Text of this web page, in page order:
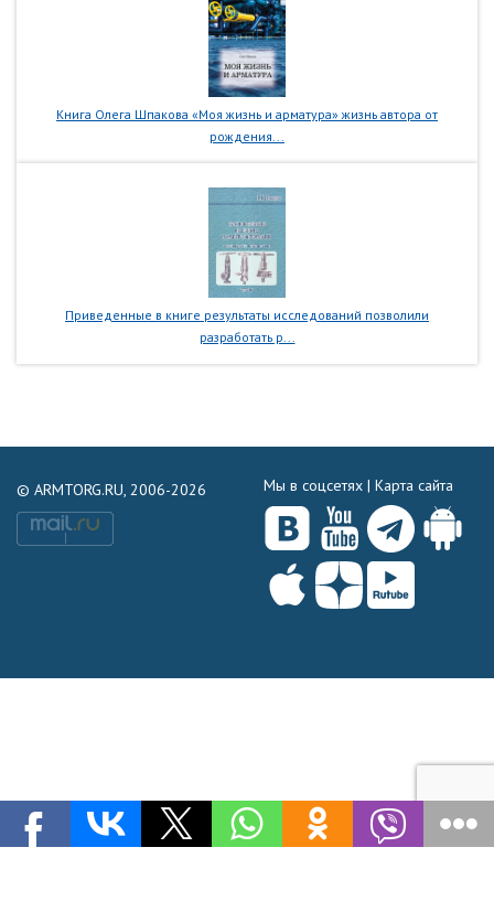
Книга Олега Шпакова «Моя жизнь и арматура» жизнь автора от
рождения...
Приведенные в книге результаты исследований позволили
разработать р...
© ARMTORG.RU, 2006-2026 Мы в соцсетях | Карта сайта